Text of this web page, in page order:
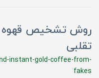
روش تشخیص قهوه
تقلبی
instant-gold-coffee-from-
fakes